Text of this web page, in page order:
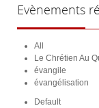
Evènements
All
Le Chrétien Au
évangile
évangélisation
Default